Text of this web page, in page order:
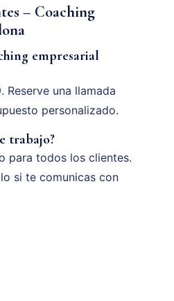
– Coaching
empresarial
Reserve una llamada
personalizado.
trabajo?
para todos los clientes.
si te comunicas con